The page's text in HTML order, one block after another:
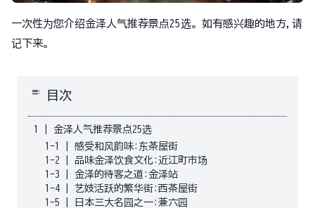
一次性为您介绍金泽人气推荐景点25选。如有感兴趣的地方,请
记下来。
toc 目次
1
金泽人气推荐景点25选
1-1
感受和风韵味:东茶屋街
1-2
品味金泽饮食文化:近江町市场
1-3
金泽的待客之道:金泽站
1-4
艺妓活跃的繁华街:西茶屋街
1-5
日本三大名园之一:兼六园